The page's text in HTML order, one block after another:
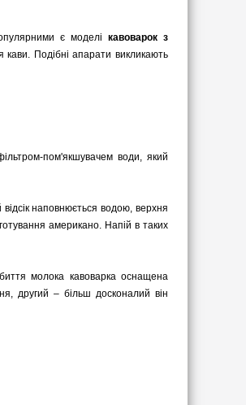
є моделі кавоварок з
кави. Подібні апарати викликають
пом'якшувачем води, який
наповнюється водою, верхня
американо. Напій в таких
молока кавоварка оснащена
другий – більш досконалий він